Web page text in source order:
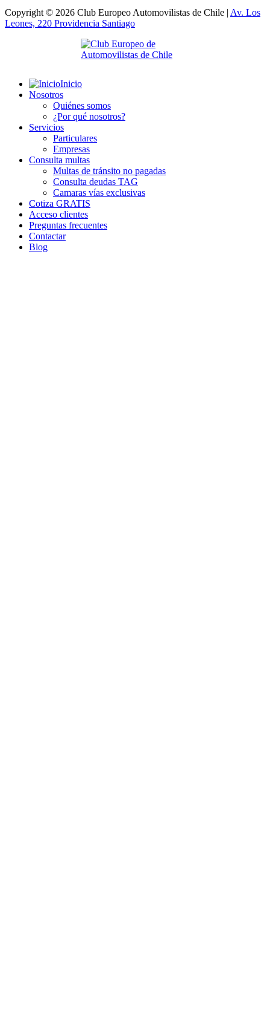
Copyright © 2026 Club Europeo Automovilistas de Chile | Av. Los
Leones, 220 Providencia Santiago
Inicio
Nosotros
Quiénes somos
¿Por qué nosotros?
Servicios
Particulares
Empresas
Consulta multas
Multas de tránsito no pagadas
Consulta deudas TAG
Camaras vías exclusivas
Cotiza GRATIS
Acceso clientes
Preguntas frecuentes
Contactar
Blog